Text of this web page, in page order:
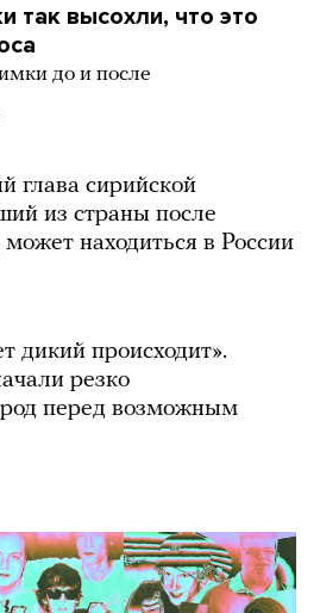
так высохли, что это
до и после
глава сирийской
из страны после
находиться в России
дикий происходит».
резко
перед возможным